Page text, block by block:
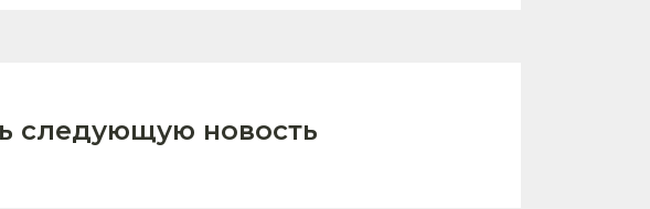
следующую новость